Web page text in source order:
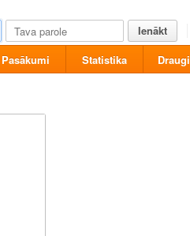
Ienākt
Pasākumi Statistika Draugi